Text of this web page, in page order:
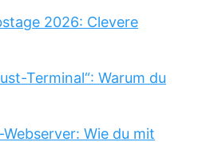
2026: Clevere
Terminal“: Warum du
Wie du mit